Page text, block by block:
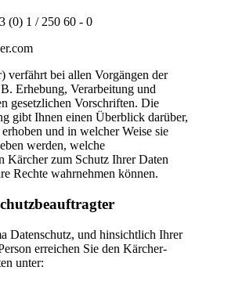
(0) 1 / 250 60 - 0
verfährt bei allen Vorgängen der
Erhebung, Verarbeitung und
gesetzlichen Vorschriften. Die
gibt Ihnen einen Überblick darüber,
und in welcher Weise sie
werden, welche
Kärcher zum Schutz Ihrer Daten
Rechte wahrnehmen können.
Datenschutz, und hinsichtlich Ihrer
erreichen Sie den Kärcher-
unter: